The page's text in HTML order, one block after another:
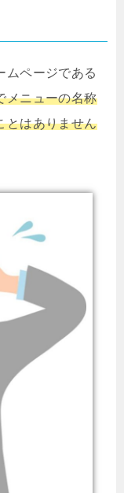
ムページである
メニューの名称
とはありません